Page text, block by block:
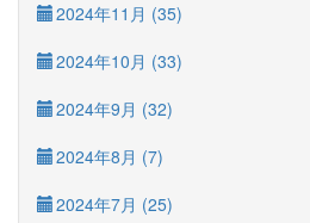
2024年11月 (35)
2024年10月 (33)
2024年9月 (32)
2024年8月 (7)
2024年7月 (25)